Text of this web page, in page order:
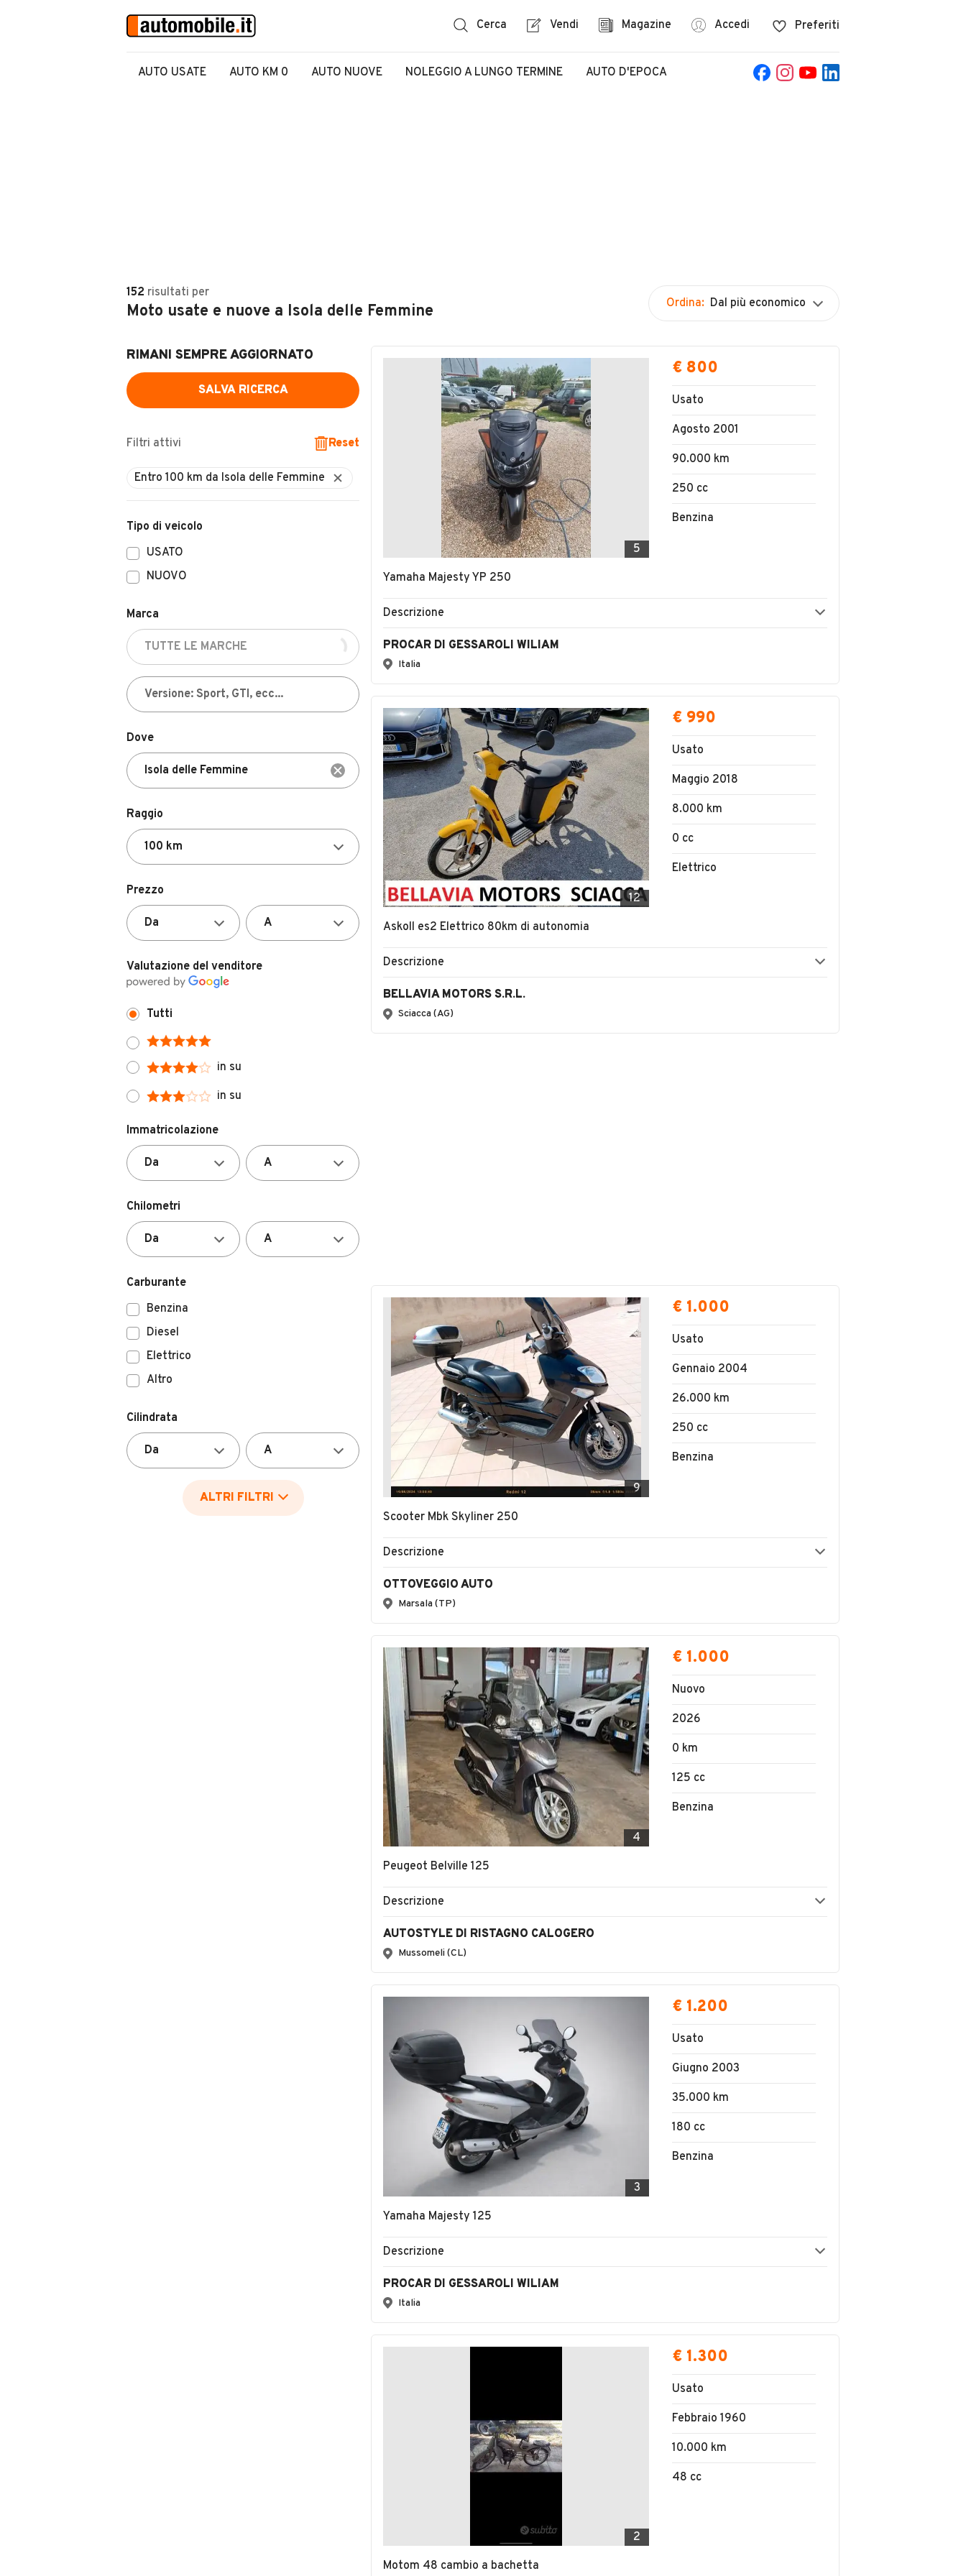
Cerca Vendi Magazine Accedi Preferiti
AUTO USATE AUTO KM 0 AUTO NUOVE NOLEGGIO A LUNGO TERMINE AUTO D'EPOCA
152 risultati per
Moto usate e nuove a Isola delle Femmine Ordina: Dal più economico
RIMANI SEMPRE AGGIORNATO
SALVA RICERCA
Filtri attivi Reset
Tipo di veicolo
USATO
NUOVO
Marca
Dove
Raggio
Prezzo
Valutazione del venditore
Tutti
in su
in su
Immatricolazione
Chilometri
Carburante
Benzina
Diesel
Elettrico
Altro
Cilindrata
ALTRI FILTRI
5
Yamaha Majesty YP 250
€ 800
Usato
Agosto 2001
90.000 km
250 cc
Benzina
Descrizione
PROCAR DI GESSAROLI WILIAM
Italia
12
Askoll es2 Elettrico 80km di autonomia
€ 990
Usato
Maggio 2018
8.000 km
0 cc
Elettrico
Descrizione
BELLAVIA MOTORS S.R.L.
Sciacca (AG)
9
Scooter Mbk Skyliner 250
€ 1.000
Usato
Gennaio 2004
26.000 km
250 cc
Benzina
Descrizione
OTTOVEGGIO AUTO
Marsala (TP)
4
Peugeot Belville 125
€ 1.000
Nuovo
2026
0 km
125 cc
Benzina
Descrizione
AUTOSTYLE DI RISTAGNO CALOGERO
Mussomeli (CL)
3
Yamaha Majesty 125
€ 1.200
Usato
Giugno 2003
35.000 km
180 cc
Benzina
Descrizione
PROCAR DI GESSAROLI WILIAM
Italia
2
Motom 48 cambio a bachetta
€ 1.300
Usato
Febbraio 1960
10.000 km
48 cc